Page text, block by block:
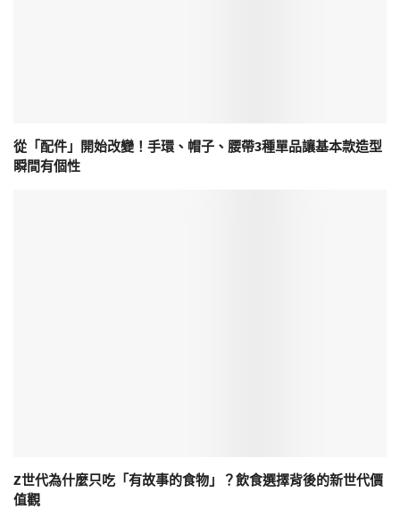
從「配件」開始改變！手環、帽子、腰帶3種單品讓基本款造型
瞬間有個性
Z世代為什麼只吃「有故事的食物」？飲食選擇背後的新世代價
值觀